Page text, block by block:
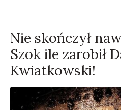
Nie skończył
Szok ile zarobił
Kwiatkowski!